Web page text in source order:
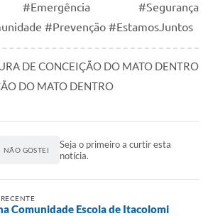
#Emergência #Segurança
#Prevenção #EstamosJuntos
DE CONCEIÇÃO DO MATO DENTRO
DO MATO DENTRO
NÃO GOSTEI
Seja o primeiro a curtir esta
notícia.
Comunidade Escola de Itacolomi